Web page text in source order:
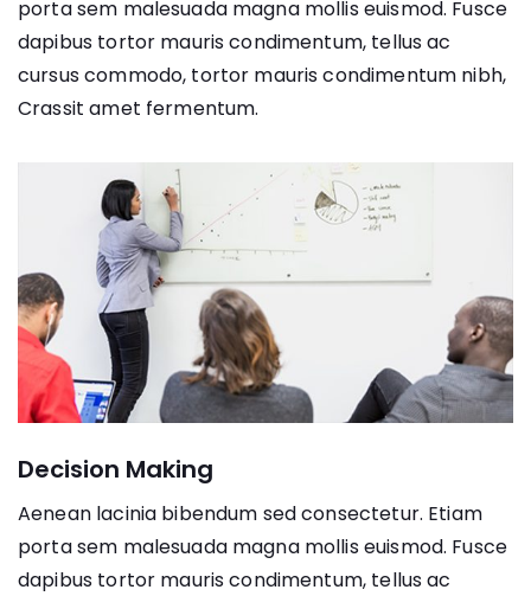
porta sem malesuada magna mollis euismod. Fusce
dapibus tortor mauris condimentum, tellus ac
cursus commodo, tortor mauris condimentum nibh,
Crassit amet fermentum.
Decision Making
Aenean lacinia bibendum sed consectetur. Etiam
porta sem malesuada magna mollis euismod. Fusce
dapibus tortor mauris condimentum, tellus ac